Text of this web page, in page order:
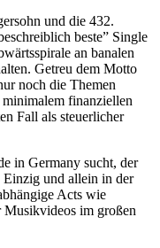
und die 432.
beste” Single
an banalen
Getreu dem Motto
noch die Themen
finanziellen
Fall als steuerlicher
in Germany sucht, der
Einzig und allein in der
Acts wie
Musikvideos im großen